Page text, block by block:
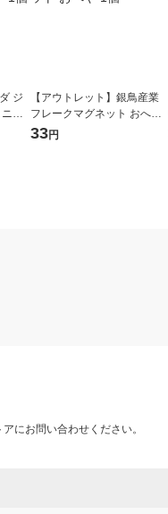
ジ
ュ
【アウトレット】銀鳥産業
フレークマグネット おへや
1個
33円
にお問い合わせください。